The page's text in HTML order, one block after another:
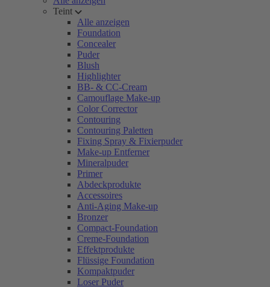
Teint
Alle anzeigen
Foundation
Concealer
Puder
Blush
Highlighter
BB- & CC-Cream
Camouflage Make-up
Color Corrector
Contouring
Contouring Paletten
Fixing Spray & Fixierpuder
Make-up Entferner
Mineralpuder
Primer
Abdeckprodukte
Accessoires
Anti-Aging Make-up
Bronzer
Compact-Foundation
Creme-Foundation
Effektprodukte
Flüssige Foundation
Kompaktpuder
Loser Puder